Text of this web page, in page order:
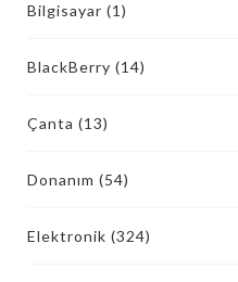
Bilgisayar (1)
BlackBerry (14)
Çanta (13)
Donanım (54)
Elektronik (324)